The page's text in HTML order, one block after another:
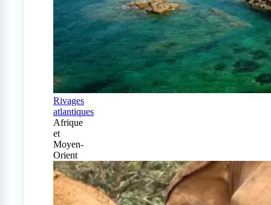
Rivages
atlantiques
Afrique
et
Moyen-
Orient